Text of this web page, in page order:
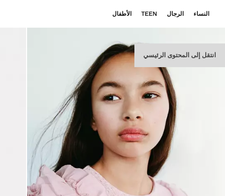
انتقل إلى المحتوى الرئيسي
النساء الرجال TEEN الأطفال